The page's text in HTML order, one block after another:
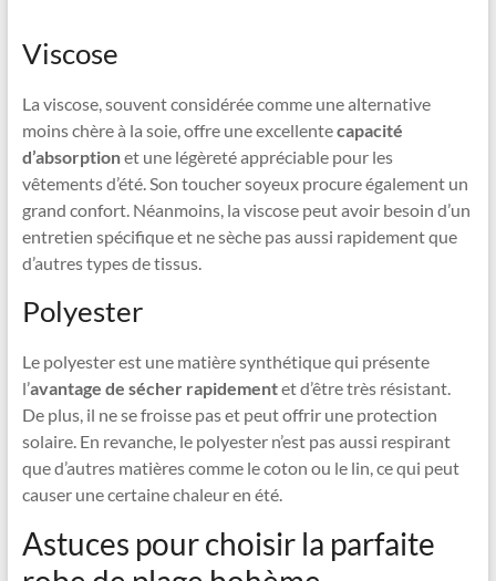
Viscose
La viscose, souvent considérée comme une alternative
moins chère à la soie, offre une excellentecapacité
d’absorptionet une légèreté appréciable pour les
vêtements d’été. Son toucher soyeux procure également un
grand confort. Néanmoins, la viscose peut avoir besoin d’un
entretien spécifique et ne sèche pas aussi rapidement que
d’autres types de tissus.
Polyester
Le polyester est une matière synthétique qui présente
l’avantage de sécher rapidementet d’être très résistant.
De plus, il ne se froisse pas et peut offrir une protection
solaire. En revanche, le polyester n’est pas aussi respirant
que d’autres matières comme le coton ou le lin, ce qui peut
causer une certaine chaleur en été.
Astuces pour choisir la parfaite